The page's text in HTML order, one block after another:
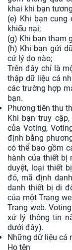
khai khi bạn
(e) Khi bạn cung
khiếu nại;
(g) Khi bạn tham
(h) Khi bạn gửi
cứ lý do nào;
Trên đây chỉ là
thập dữ liệu cá
các trường hợp
bạn.
Phương tiên thu
Khi bạn truy
của Voting,
định bằng
có thể bao gồm
hành của thiết bị
duyệt, loại thiết
đó, mã định
danh thiết bị di
của một Trang
Trang web.
xử lý thông tin
dưới đây).
Những dữ liệu cá
Họ tên